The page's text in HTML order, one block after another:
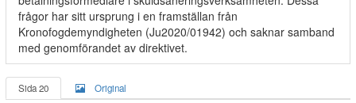
frågor har sitt ursprung i en framställan från
Kronofogdemyndigheten (Ju2020/01942) och saknar samband
med genomförandet av direktivet.
Sida 20 Original